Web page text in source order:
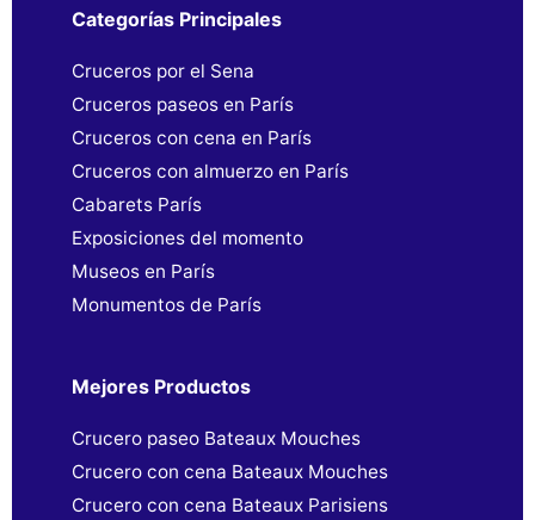
Categorías Principales
Cruceros por el Sena
Cruceros paseos en París
Cruceros con cena en París
Cruceros con almuerzo en París
Cabarets París
Exposiciones del momento
Museos en París
Monumentos de París
Mejores Productos
Crucero paseo Bateaux Mouches
Crucero con cena Bateaux Mouches
Crucero con cena Bateaux Parisiens